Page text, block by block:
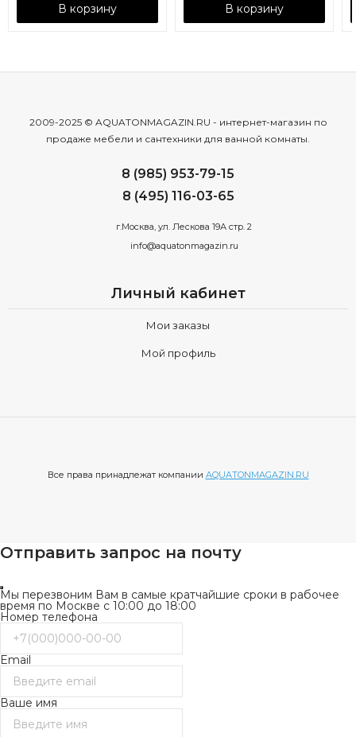
В корзину В корзину
2009-2025 © AQUATONMAGAZIN.RU - интернет-магазин по
продаже мебели и сантехники для ванной комнаты.
8 (985) 953-79-15
8 (495) 116-03-65
г.Москва, ул. Лескова 19А стр. 2
info@aquatonmagazin.ru
Личный кабинет
Мои заказы
Мой профиль
Все права принадлежат компании AQUATONMAGAZIN.RU
Отправить запрос на почту
Мы перезвоним Вам в самые кратчайшие сроки в рабочее
время по Москве с 10:00 до 18:00
Номер телефона
Email
Ваше имя